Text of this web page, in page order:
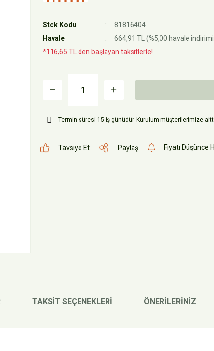
Stok Kodu
81816404
Havale
664,91 TL (%5,00 havale
*116,65 TL den başlayan taksitlerle!
Termin süresi 15 iş günüdür. Kurulum müşterilerimize
Tavsiye Et Paylaş Fiyatı Düşünce
TAKSİT SEÇENEKLERİ ÖNERİLERİNİZ